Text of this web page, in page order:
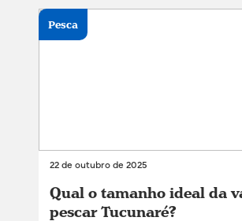
22 de outubro de 2025
Qual o tamanho ideal da
pescar Tucunaré?
Pesca